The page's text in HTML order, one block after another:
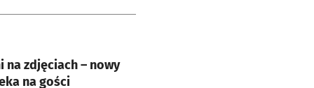
na zdjęciach – nowy
na gości